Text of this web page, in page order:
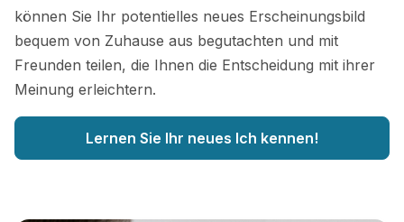
können Sie Ihr potentielles neues Erscheinungsbild
bequem von Zuhause aus begutachten und mit
Freunden teilen, die Ihnen die Entscheidung mit ihrer
Meinung erleichtern.
Lernen Sie Ihr neues Ich kennen!